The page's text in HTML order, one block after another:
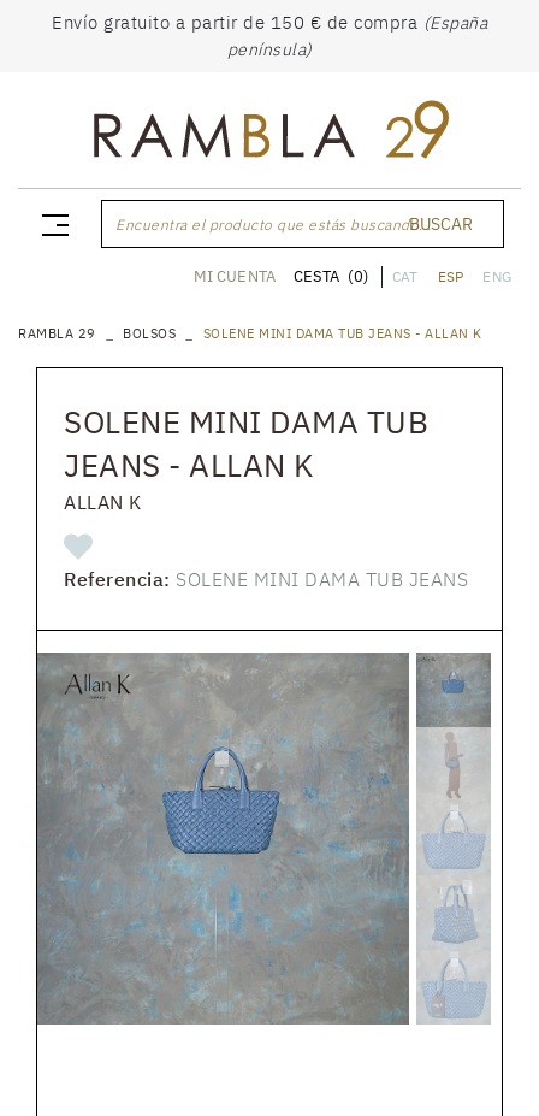
Envío gratuito a partir de 150 € de compra (España
península)
Encuentra el producto que estás buscando...BUSCAR
CAT ESP ENG
MI CUENTA CESTA (0)
RAMBLA 29 BOLSOS SOLENE MINI DAMA TUB JEANS - ALLAN K
SOLENE MINI DAMA TUB
JEANS - ALLAN K
ALLAN K
Referencia: SOLENE MINI DAMA TUB JEANS